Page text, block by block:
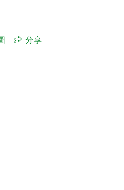
分享